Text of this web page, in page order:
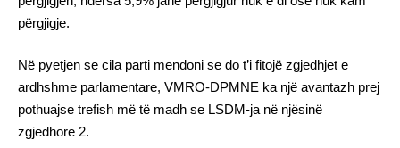
përgjigje.
Në pyetjen se cila parti mendoni se do t’i fitojë zgjedhjet e
ardhshme parlamentare, VMRO-DPMNE ka një avantazh prej
pothuajse trefish më të madh se LSDM-ja në njësinë
zgjedhore 2.